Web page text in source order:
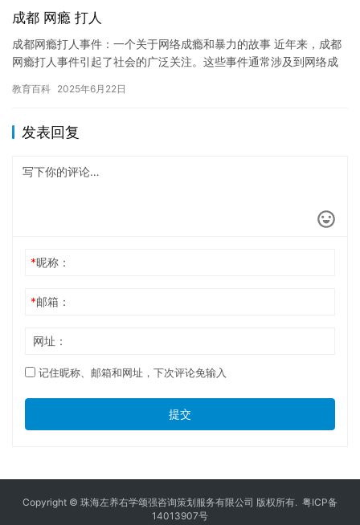
成都 网瘾 打人
成都网瘾打人事件：一个关于网络成瘾和暴力的故事 近年来，成都
网瘾打人事件引起了社会的广泛关注。这些事件通常涉及到网络成
成都…
教育百科 2025年6月22日
发表回复
*昵称：
*邮箱：
网址：
记住昵称、邮箱和网址，下次评论免输入
提交
Copyright © 珠海左养右学颂强咨询策划服务有限公司 版权所有. 粤ICP备
14013907号